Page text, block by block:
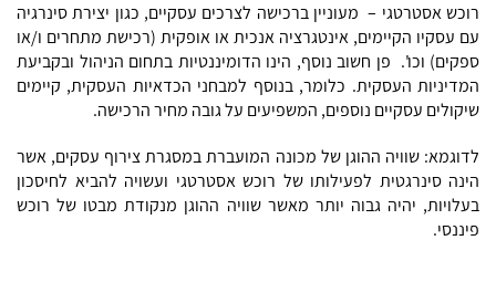
רוכש אסטרטגי – מעוניין ברכישה לצרכים עסקיים, כגון יצירת סינרגיה
עם עסקיו הקיימים, אינטגרציה אנכית או אופקית (רכישת מתחרים ו/או
ספקים) וכו'. פן חשוב נוסף, הינו הדומיננטיות בתחום הניהול ובקביעת
המדיניות העסקית. כלומר, בנוסף למבחני הכדאיות העסקית, קיימים
שיקולים עסקיים נוספים, המשפיעים על גובה מחיר הרכישה.
לדוגמא: שוויה ההוגן של מכונה המועברת במסגרת צירוף עסקים, אשר
הינה סינרגטית לפעילותו של רוכש אסטרטגי ועשויה להביא לחיסכון
בעלויות, יהיה גבוה יותר מאשר שוויה ההוגן מנקודת מבטו של רוכש
פיננסי.